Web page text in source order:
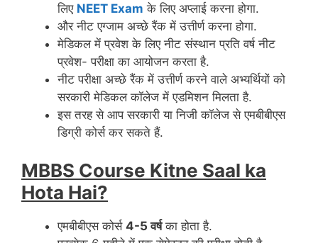
लिए NEET Exam के लिए अप्लाई करना होगा.
और नीट एग्जाम अच्छे रैंक में उत्तीर्ण करना होगा.
मेडिकल में प्रवेश के लिए नीट संस्थान प्रति वर्ष नीट
प्रवेश- परीक्षा का आयोजन करता है.
नीट परीक्षा अच्छे रैंक में उत्तीर्ण करने वाले अभ्यर्थियों को
सरकारी मेडिकल कॉलेज में एडमिशन मिलता है.
इस तरह से आप सरकारी या निजी कॉलेज से एमबीबीएस
डिग्री कोर्स कर सकते हैं.
MBBS Course Kitne Saal ka
Hota Hai?
एमबीबीएस कोर्स 4-5 वर्षका होता है.